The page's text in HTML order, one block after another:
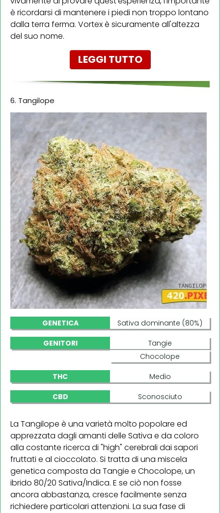
è ricordarsi di mantenere i piedi non troppo lontano
dalla terra ferma. Vortex è sicuramente all'altezza
del suo nome.
LEGGI TUTTO
6. Tangilope
GENETICA Sativa dominante (80%)
GENITORI
Tangie
Chocolope
THC Medio
CBD Sconosciuto
La Tangilope è una varietà molto popolare ed
apprezzata dagli amanti delle Sativa e da coloro
alla costante ricerca di "high" cerebrali dai sapori
fruttati e al cioccolato. Si tratta di una miscela
genetica composta da Tangie e Chocolope, un
ibrido 80/20 Sativa/Indica. E se ciò non fosse
ancora abbastanza, cresce facilmente senza
richiedere particolari attenzioni. La sua fase di